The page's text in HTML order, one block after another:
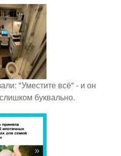
"Уместите всё" - и он
буквально.